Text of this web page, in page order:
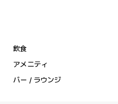
飲食
アメニティ
バー / ラウンジ